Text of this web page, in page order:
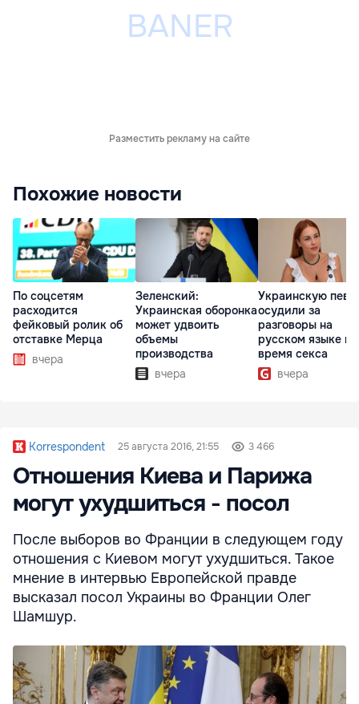
Разместить рекламу на сайте
Похожие новости
По соцсетям
расходится
фейковый ролик об
отставке Мерца
вчера
Зеленский:
Украинская оборонка
может удвоить
объемы
производства
вчера
Украинскую
осудили за
разговоры на
русском языке во
время секса
вчера
Korrespondent 25 августа 2016, 21:55 3 466
Отношения Киева и Парижа
могут ухудшиться - посол
После выборов во Франции в следующем году
отношения с Киевом могут ухудшиться. Такое
мнение в интервью Европейской правде
высказал посол Украины во Франции Олег
Шамшур.